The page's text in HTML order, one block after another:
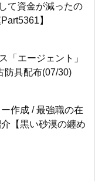
て資金が減ったの
】
「エージェント」
防具配布(07/30)
作成 / 最強職の在
【黒い砂漠の纏め